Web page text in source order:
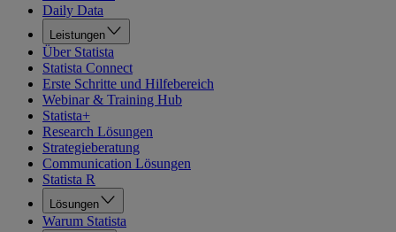
Daily Data
Leistungen
Über Statista
Statista Connect
Erste Schritte und Hilfebereich
Webinar & Training Hub
Statista+
Research Lösungen
Strategieberatung
Communication Lösungen
Statista R
Lösungen
Warum Statista